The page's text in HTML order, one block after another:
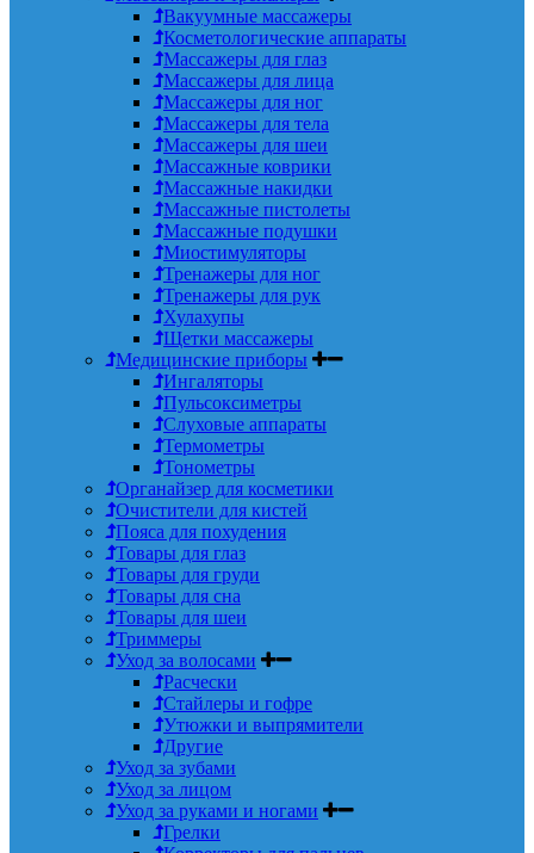
Вакуумные массажеры
Косметологические аппараты
Массажеры для глаз
Массажеры для лица
Массажеры для ног
Массажеры для тела
Массажеры для шеи
Массажные коврики
Массажные накидки
Массажные пистолеты
Массажные подушки
Миостимуляторы
Тренажеры для ног
Тренажеры для рук
Хулахупы
Щетки массажеры
Медицинские приборы
Ингаляторы
Пульсоксиметры
Слуховые аппараты
Термометры
Тонометры
Органайзер для косметики
Очистители для кистей
Пояса для похудения
Товары для глаз
Товары для груди
Товары для сна
Товары для шеи
Триммеры
Уход за волосами
Расчески
Стайлеры и гофре
Утюжки и выпрямители
Другие
Уход за зубами
Уход за лицом
Уход за руками и ногами
Грелки